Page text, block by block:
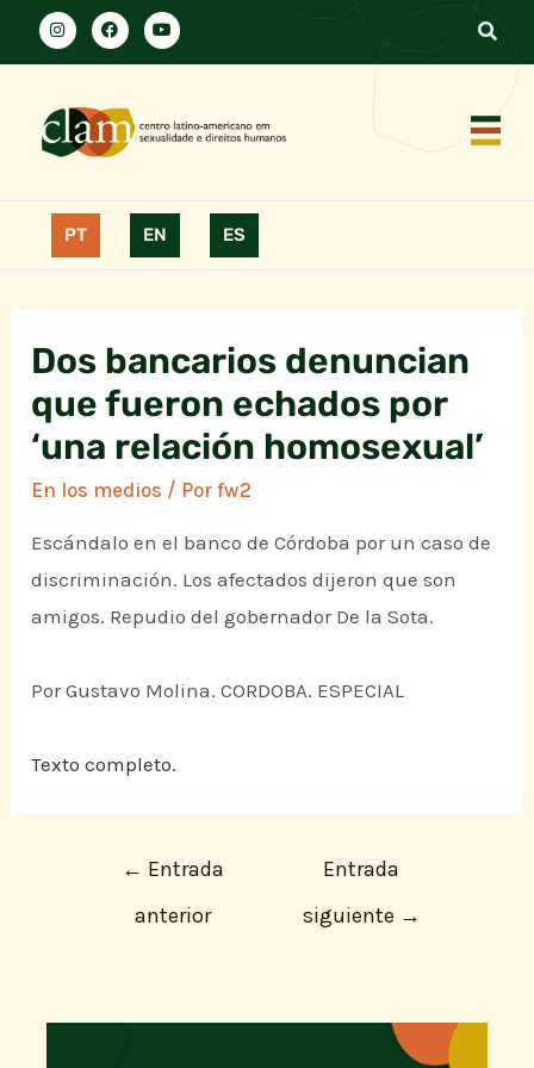
PT EN ES
Dos bancarios denuncian
que fueron echados por
‘una relación homosexual’
En los medios / Porfw2
Escándalo en el banco de Córdoba por un caso de
discriminación. Los afectados dijeron que son
amigos. Repudio del gobernador De la Sota.
Por Gustavo Molina. CORDOBA. ESPECIAL
Texto completo.
← Entrada
anterior
Entrada
siguiente →